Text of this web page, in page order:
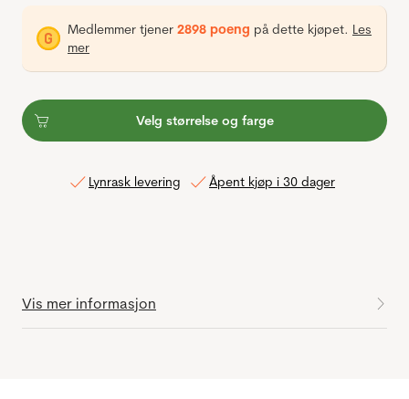
Medlemmer tjener 2898 poeng på dette kjøpet. Les
mer
Velg størrelse og farge
Lynrask levering Åpent kjøp i 30 dager
Vis mer informasjon